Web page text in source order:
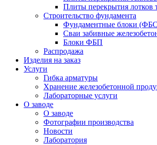
Плиты перекрытия лотков
Строительство фундамента
Фундаментные блоки
Сваи забивные
Блоки ФБП
Распродажа
Изделия на заказ
Услуги
Гибка арматуры
Хранение железобетонной
Лабораторные услуги
О заводе
О заводе
Фотографии производства
Новости
Лаборатория